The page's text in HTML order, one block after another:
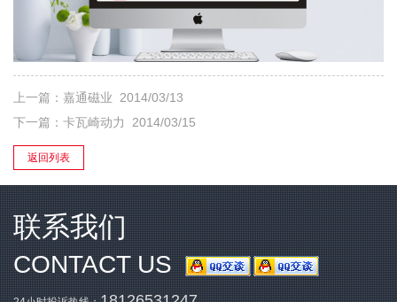
上一篇： 嘉通磁业 2014/03/13
下一篇： 卡瓦崎动力 2014/03/15
返回列表
联系我们
CONTACT US